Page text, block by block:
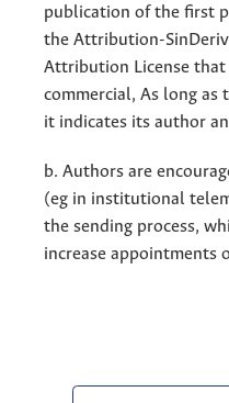
publication of the first
the Attribution-
Attribution License
commercial, As long as
it indicates its author
b. Authors are
(eg in institutional
the sending process,
increase appointments